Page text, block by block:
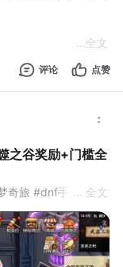
应龙→天9天羽夜华
美融合刑天物理系强
全文
评论 点赞
之谷奖励+门槛全
奇旅 #dnf手游时空
... 全文